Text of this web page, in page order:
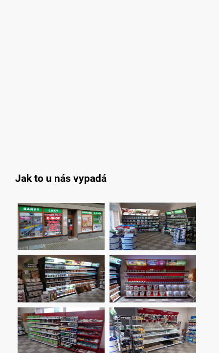
Jak to u nás vypadá